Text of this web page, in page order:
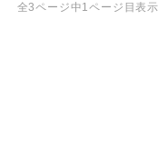
全3ページ中1ページ目表示